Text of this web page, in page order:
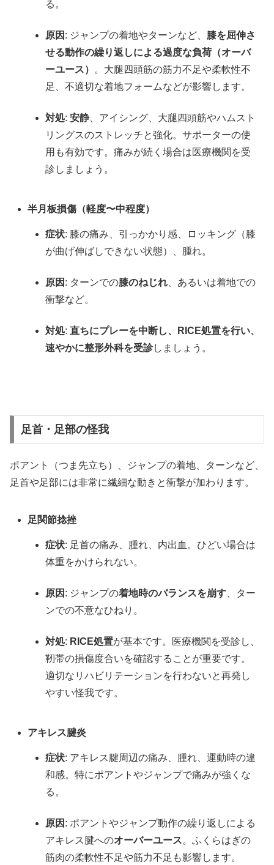
る。
原因 : ジャンプの着地やターンなど、 膝を屈伸さ
せる動作の繰り返しによる過度な負荷（オーバ
ーユース） 。大腿四頭筋の筋力不足や柔軟性不
足、不適切な着地フォームなどが影響します。
対処:安静、アイシング、大腿四頭筋やハムスト
リングスのストレッチと強化。サポーターの使
用も有効です。痛みが続く場合は医療機関を受
診しましょう。
半月板損傷（軽度〜中程度）
症状: 膝の痛み、引っかかり感、ロッキング（膝
が曲げ伸ばしできない状態）、腫れ。
原因 : ターンでの膝のねじれ 、あるいは着地での
衝撃など。
対処:直ちにプレーを中断し、RICE処置を行い、
速やかに整形外科を受診しましょう。
足首・足部の怪我
ポアント（つま先立ち）、ジャンプの着地、ターンなど、
足首や足部には非常に繊細な動きと衝撃が加わります。
足関節捻挫
症状: 足首の痛み、腫れ、内出血。ひどい場合は
体重をかけられない。
原因 : ジャンプの着地時のバランスを崩す 、ター
ンでの不意なひねり。
対処: RICE処置が基本です。医療機関を受診し、
靭帯の損傷度合いを確認することが重要です。
適切なリハビリテーションを行わないと再発し
やすい怪我です。
アキレス腱炎
症状: アキレス腱周辺の痛み、腫れ、運動時の違
和感。特にポアントやジャンプで痛みが強くな
る。
原因 : ポアントやジャンプ動作の繰り返しによる
アキレス腱へのオーバーユース。ふくらはぎの
筋肉の柔軟性不足や筋力不足も影響します。